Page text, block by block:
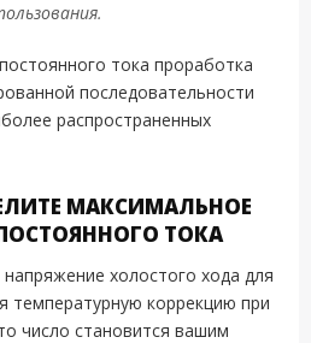
тока проработка
последовательности
распространенных
МАКСИМАЛЬНОЕ
ТОКА
холостого хода для
температурную коррекцию при
число становится вашим